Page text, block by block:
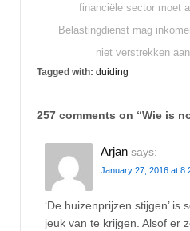
financiële sector moet
Belastingdienst mag
niet verstrekken
Tagged with: duiding
257 comments on “Wie is
Arjan says:
January 27, 2016 at
‘De huizenprijzen stijgen’ is
jeuk van te krijgen. Alsof er